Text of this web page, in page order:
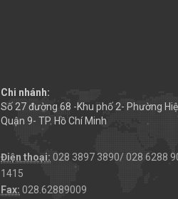
Chi nhánh:
Số 27 đường 68 -Khu phố 2- Phường
Quận 9- TP. Hồ Chí Minh
Điện thoại: 028 3897 3890/ 028 6288
1415
Fax: 028.62889009